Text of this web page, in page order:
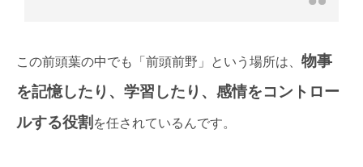
この前頭葉の中でも「前頭前野」という場所は、 物事
を記憶したり、学習したり、感情をコントロー
ルする役割 を任されているんです。